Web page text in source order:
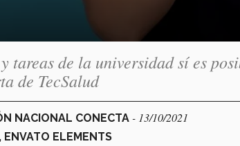
tareas de la universidad sí es
de TecSalud
NACIONAL CONECTA - 13/10/2021
ENVATO ELEMENTS